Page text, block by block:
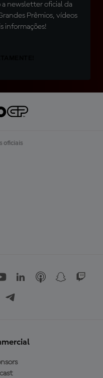
newsletter oficial da
Prêmios, vídeos
informações!
oficiais